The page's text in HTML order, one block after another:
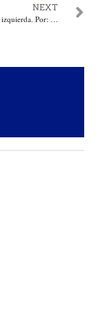
NEXT
No es el único de izquierda. Por: Ariel Peña